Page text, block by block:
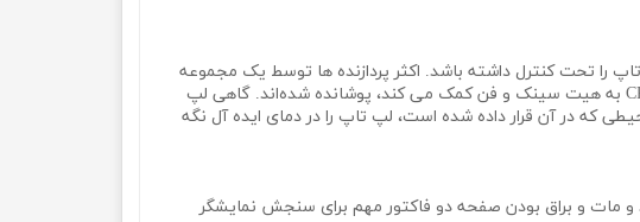
را تحت کنترل داشته باشد. اکثر پردازنده ها توسط یک مجموعه
خنک کننده بزرگ که از سه جز شامل: یک فن، یک هیت سینک و یک لایه نازک از هادی حرارتی که به انتقال گرما از CPU به هیت سینک و فن کمک می‌ کند، پوشانده شده‌اند. گاهی لپ
که در آن قرار داده شده است، لپ تاپ را در دمای ایده آل نگه
و مات و براق بودن صفحه دو فاکتور مهم برای سنجش نمایشگر